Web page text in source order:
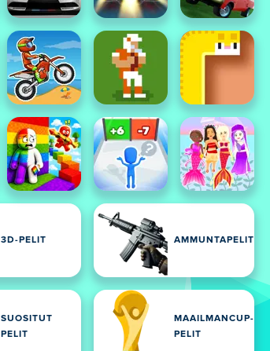
3D-PELIT AMMUNTAPELIT
SUOSITUT
PELIT
MAAILMANCUP-
PELIT